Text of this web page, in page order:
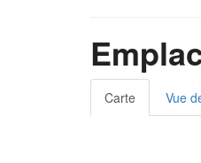
Carte Vue